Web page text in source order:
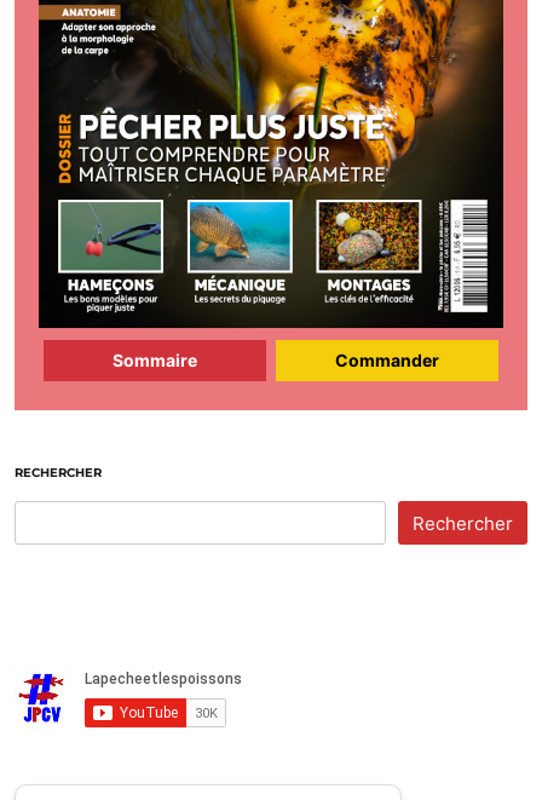
Sommaire Commander
RECHERCHER
Rechercher